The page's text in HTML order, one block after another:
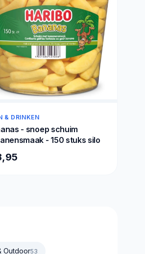
& DRINKEN
- snoep schuim
- 150 stuks silo
Outdoor53